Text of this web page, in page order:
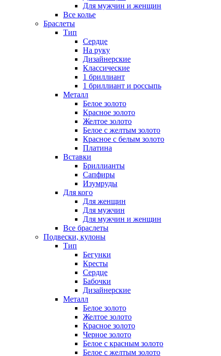
Для мужчин и женщин
Все колье
Браслеты
Тип
Сердце
На руку
Дизайнерские
Классические
1 бриллиант
1 бриллиант и россыпь
Металл
Белое золото
Красное золото
Желтое золото
Белое с желтым золото
Красное с белым золото
Платина
Вставки
Бриллианты
Сапфиры
Изумруды
Для кого
Для женщин
Для мужчин
Для мужчин и женщин
Все браслеты
Подвески, кулоны
Тип
Бегунки
Кресты
Сердце
Бабочки
Дизайнерские
Металл
Белое золото
Желтое золото
Красное золото
Черное золото
Белое с красным золото
Белое с желтым золото